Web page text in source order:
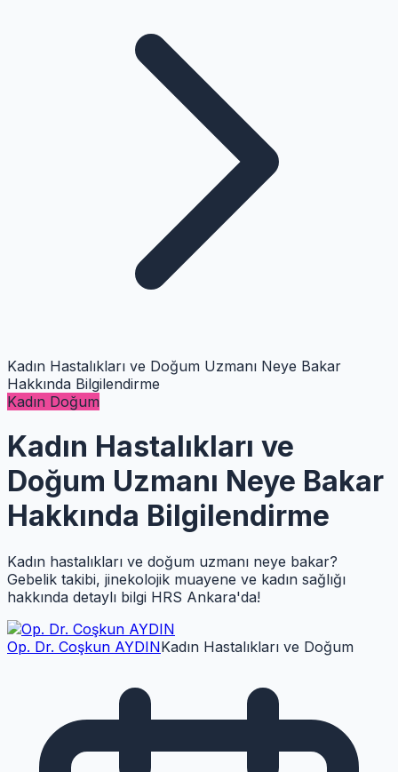
Kadın Hastalıkları ve Doğum Uzmanı Neye Bakar
Hakkında Bilgilendirme
Kadın Doğum
Kadın Hastalıkları ve
Doğum Uzmanı Neye Bakar
Hakkında Bilgilendirme
Kadın hastalıkları ve doğum uzmanı neye bakar?
Gebelik takibi, jinekolojik muayene ve kadın sağlığı
hakkında detaylı bilgi HRS Ankara'da!
Op. Dr. Coşkun AYDINKadın Hastalıkları ve Doğum